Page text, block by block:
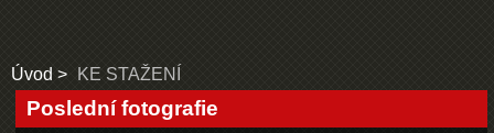
Úvod KE STAŽENÍ
Poslední fotografie